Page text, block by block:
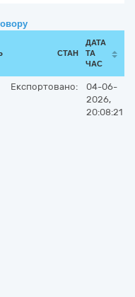
СТАН
ДАТА
ТА
ЧАС
Експортовано:
04-06-
2026,
20:08:21